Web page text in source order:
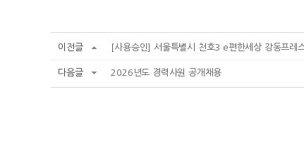
이전글 [사용승인] 서울특별시 천호3 e편한세상 강동프레
다음글 2026년도 경력사원 공개채용